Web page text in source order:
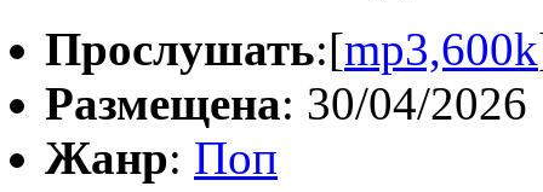
Прослушать:[mp3,600k
Размещена: 30/04/2026
Жанр: Поп